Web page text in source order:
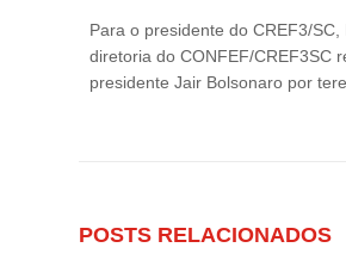
Para o presidente do CREF3/
diretoria do CONFEF/CREF3SC
presidente Jair Bolsonaro por
POSTS RELACIONADOS